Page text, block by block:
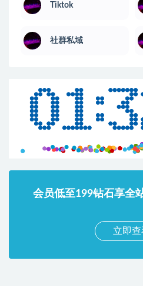
Tiktok
社群私域
会员低至199钻石享全
立即查